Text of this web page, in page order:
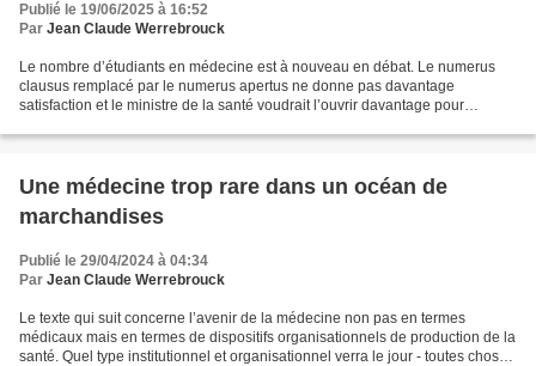
Publié le 19/06/2025 à 16:52
Par Jean Claude Werrebrouck
Le nombre d’étudiants en médecine est à nouveau en débat. Le numerus
clausus remplacé par le numerus apertus ne donne pas davantage
satisfaction et le ministre de la santé voudrait l’ouvrir davantage pour
Une médecine trop rare dans un océan de
marchandises
Publié le 29/04/2024 à 04:34
Par Jean Claude Werrebrouck
Le texte qui suit concerne l’avenir de la médecine non pas en termes
médicaux mais en termes de dispositifs organisationnels de production de la
santé. Quel type institutionnel et organisationnel verra le jour - toutes choses